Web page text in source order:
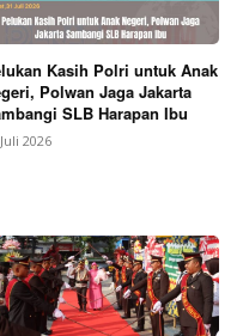
Kasih Polri untuk Anak
Polwan Jaga Jakarta
SLB Harapan Ibu
2026